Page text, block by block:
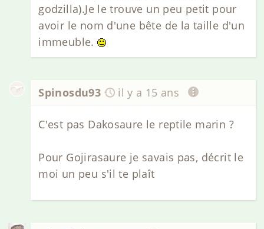
godzilla).Je le trouve un peu petit pour
avoir le nom d'une bête de la taille d'un
immeuble.
Spinosdu93 il y a 15 ans
C'est pas Dakosaure le reptile marin ?
Pour Gojirasaure je savais pas, décrit le
moi un peu s'il te plaît